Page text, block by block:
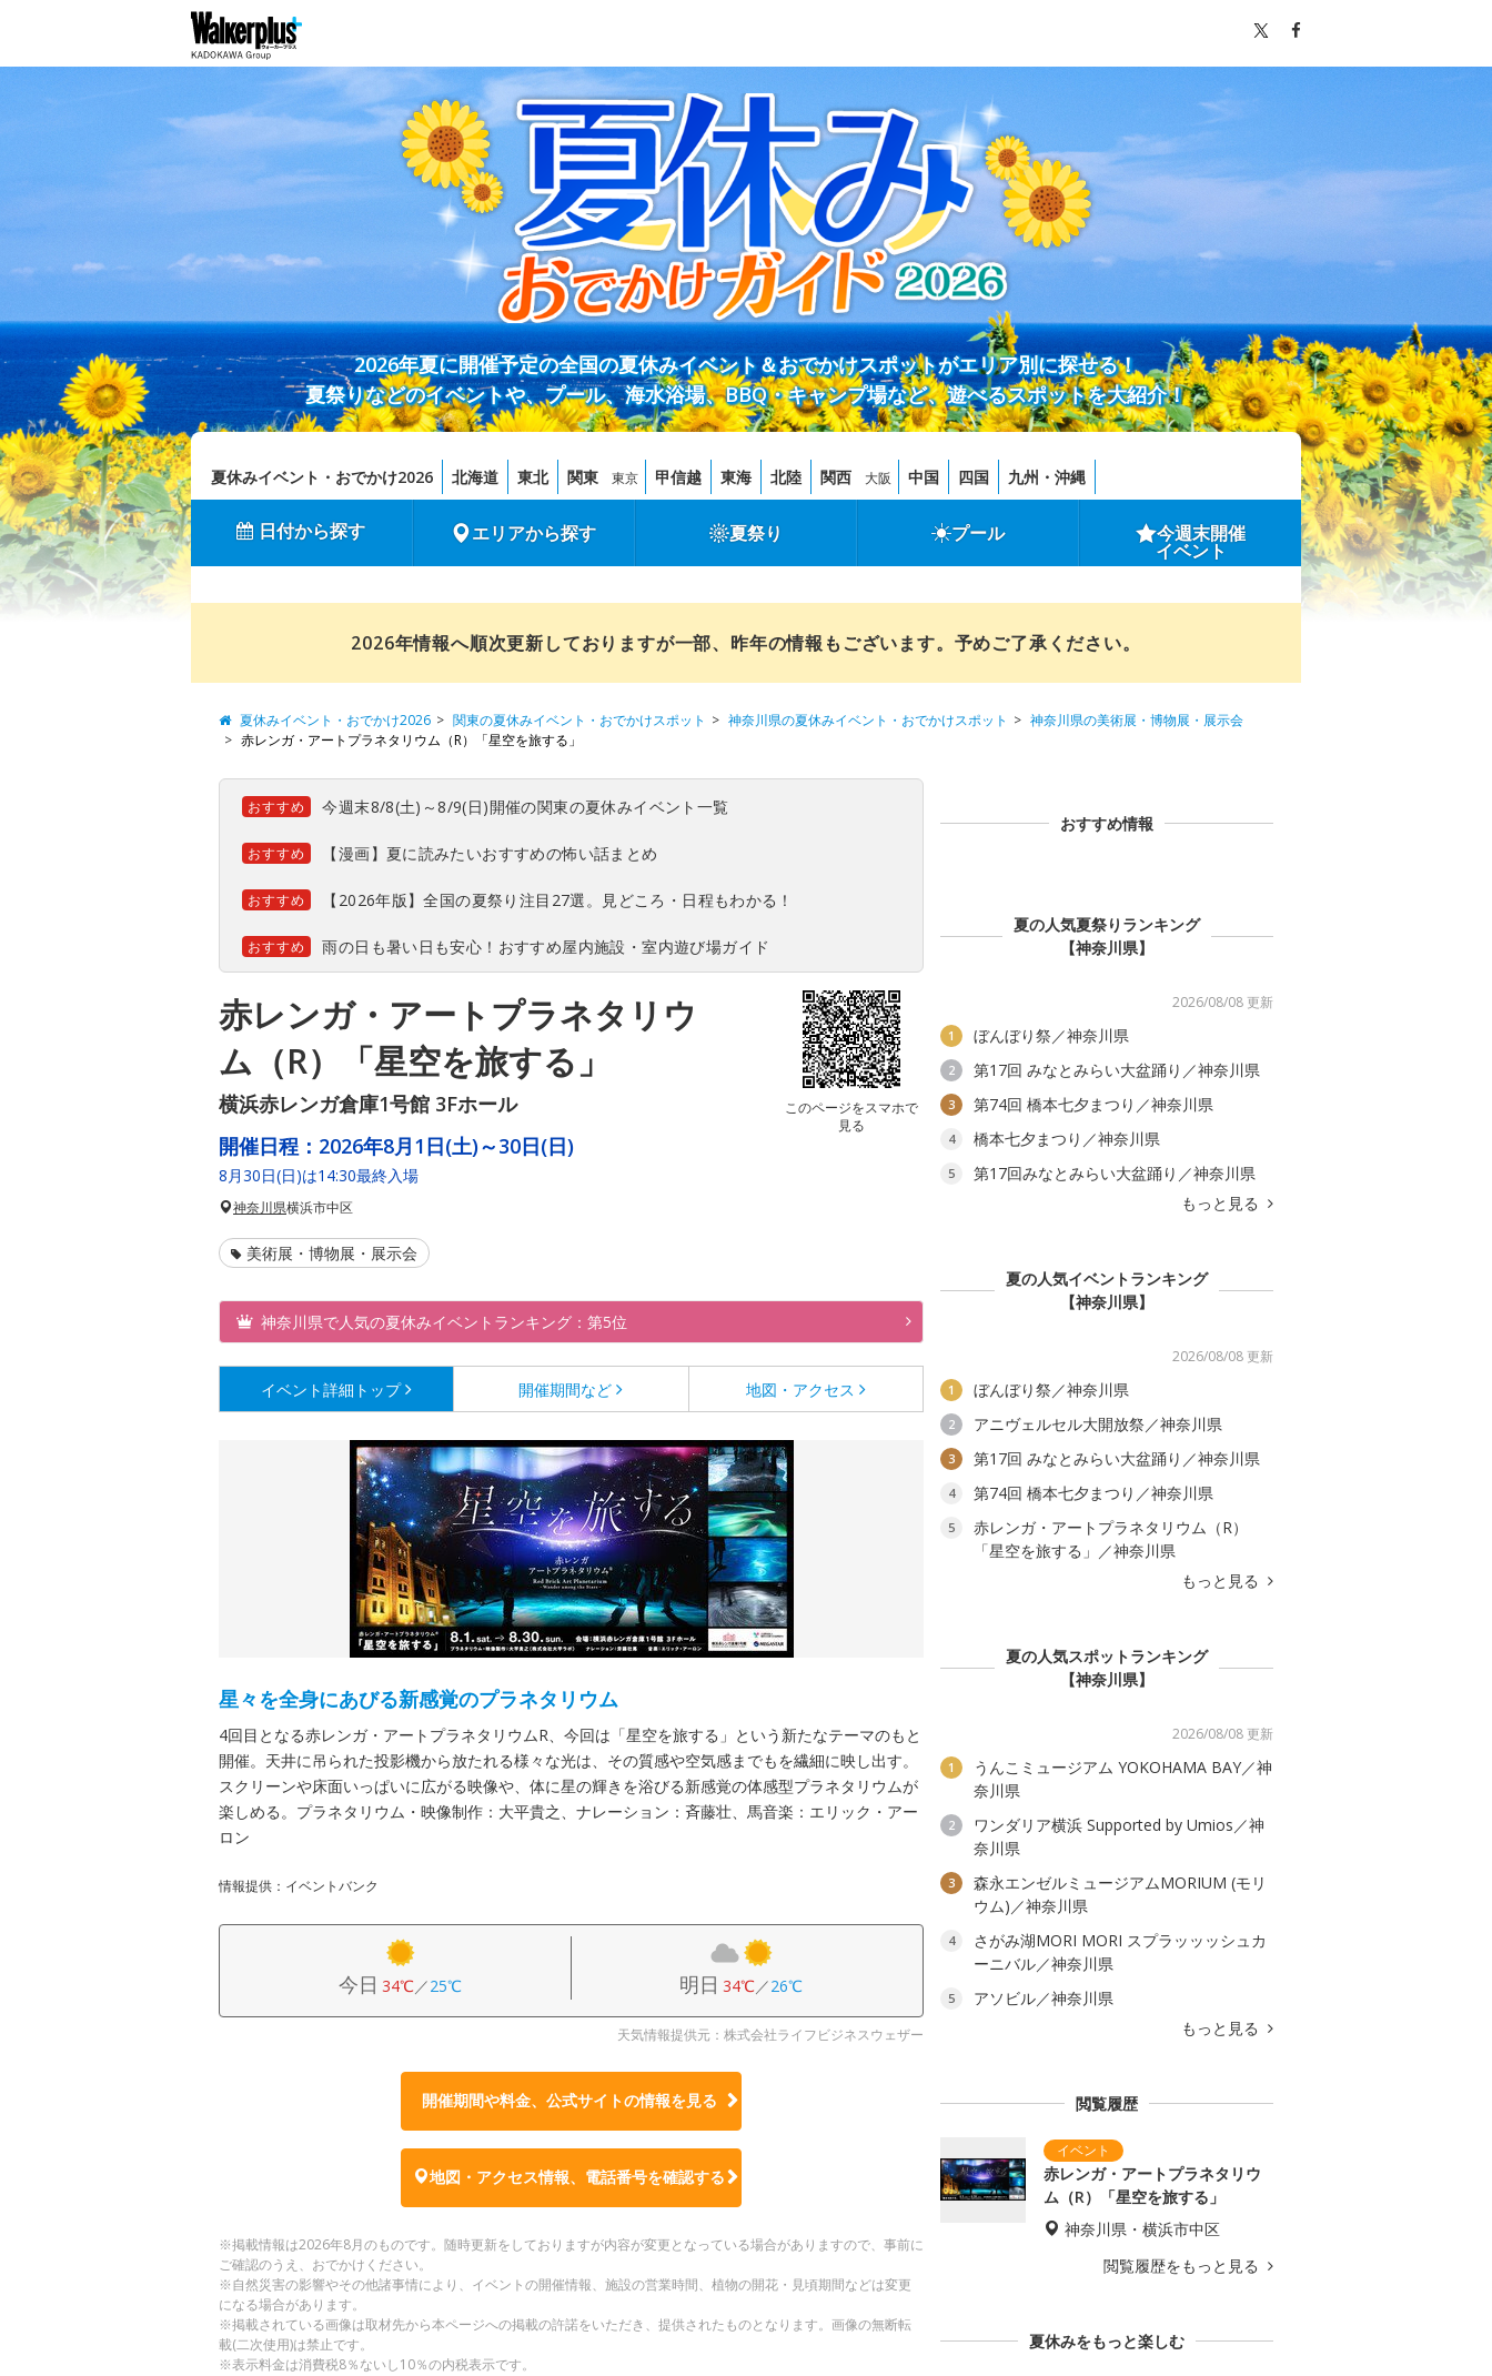
2026年夏に開催予定の全国の夏休みイベント＆おでかけスポットがエリア別に探せる！
夏祭りなどのイベントや、プール、海水浴場、BBQ・キャンプ場など、遊べるスポットを大紹介！
夏休みイベント・おでかけ2026 北海道 東北 関東 東京 甲信越 東海 北陸 関西 大阪 中国 四国 九州・沖縄
日付から探す エリアから探す 夏祭り プール 今週末開催
イベント
2026年情報へ順次更新しておりますが一部、昨年の情報もございます。予めご了承ください。
夏休みイベント・おでかけ2026 関東の夏休みイベント・おでかけスポット 神奈川県の夏休みイベント・おでかけスポット
神奈川県の美術展・博物展・展示会
赤レンガ・アートプラネタリウム（R）「星空を旅する」
おすすめ 今週末8/8(土)～8/9(日)開催の関東の夏休みイベント一覧
おすすめ 【漫画】夏に読みたいおすすめの怖い話まとめ
おすすめ 【2026年版】全国の夏祭り注目27選。見どころ・日程もわかる！
おすすめ 雨の日も暑い日も安心！おすすめ屋内施設・室内遊び場ガイド
赤レンガ・アートプラネタリウ
ム（R）「星空を旅する」
横浜赤レンガ倉庫1号館 3Fホール
このページをスマホで
見る
開催日程： 2026年8月1日(土)～30日(日)
8月30日(日)は14:30最終入場
神奈川県横浜市中区
美術展・博物展・展示会
神奈川県で人気の夏休みイベントランキング：第5位
イベント詳細 トップ 開催期間など 地図・アクセス
星々を全身にあびる新感覚のプラネタリウム
4回目となる赤レンガ・アートプラネタリウムR、今回は「星空を旅する」という新たなテーマのもと
開催。天井に吊られた投影機から放たれる様々な光は、その質感や空気感までもを繊細に映し出す。
スクリーンや床面いっぱいに広がる映像や、体に星の輝きを浴びる新感覚の体感型プラネタリウムが
楽しめる。プラネタリウム・映像制作：大平貴之、ナレーション：斉藤壮、馬音楽：エリック・アー
ロン
情報提供：イベントバンク
今日 34℃／25℃ 明日 34℃／26℃
天気情報提供元：株式会社ライフビジネスウェザー
開催期間や料金、公式サイトの情報を見る
地図・アクセス情報、電話番号を確認する
※掲載情報は2026年8月のものです。随時更新をしておりますが内容が変更となっている場合がありますので、事前に
ご確認のうえ、おでかけください。
※自然災害の影響やその他諸事情により、イベントの開催情報、施設の営業時間、植物の開花・見頃期間などは変更
になる場合があります。
※掲載されている画像は取材先から本ページへの掲載の許諾をいただき、提供されたものとなります。画像の無断転
載(二次使用)は禁止です。
※表示料金は消費税8％ないし10％の内税表示です。
おすすめ情報
夏の人気夏祭りランキング
【神奈川県】
2026/08/08 更新
1 ぼんぼり祭／神奈川県
2 第17回 みなとみらい大盆踊り／神奈川県
3 第74回 橋本七夕まつり／神奈川県
4 橋本七夕まつり／神奈川県
5
第17回みなとみらい大盆踊り／神奈川県
もっと見る
夏の人気イベントランキング
【神奈川県】
2026/08/08 更新
1 ぼんぼり祭／神奈川県
2 アニヴェルセル大開放祭／神奈川県
3 第17回 みなとみらい大盆踊り／神奈川県
4 第74回 橋本七夕まつり／神奈川県
5
赤レンガ・アートプラネタリウム（R）
「星空を旅する」／神奈川県
もっと見る
夏の人気スポットランキング
【神奈川県】
2026/08/08 更新
1
うんこミュージアム YOKOHAMA BAY／神
奈川県
2
ワンダリア横浜 Supported by Umios／神
奈川県
3
森永エンゼルミュージアムMORIUM (モリ
ウム)／神奈川県
4
さがみ湖MORI MORI スプラッッッシュカ
ーニバル／神奈川県
5
アソビル／神奈川県
もっと見る
閲覧履歴
赤レンガ・アートプラネタリウ
ム（R）「星空を旅する」
神奈川県・横浜市中区
閲覧履歴をもっと見る
夏休みをもっと楽しむ